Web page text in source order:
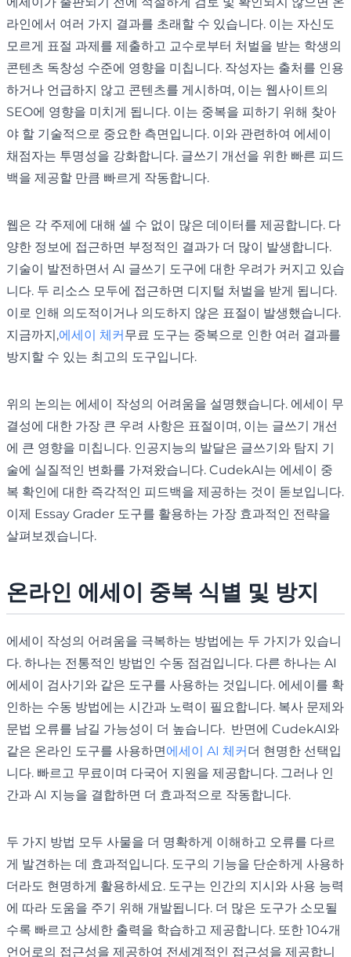
라인에서 여러 가지 결과를 초래할 수 있습니다. 이는 자신도
모르게 표절 과제를 제출하고 교수로부터 처벌을 받는 학생의
콘텐츠 독창성 수준에 영향을 미칩니다. 작성자는 출처를 인용
하거나 언급하지 않고 콘텐츠를 게시하며, 이는 웹사이트의
SEO에 영향을 미치게 됩니다. 이는 중복을 피하기 위해 찾아
야 할 기술적으로 중요한 측면입니다. 이와 관련하여 에세이
채점자는 투명성을 강화합니다. 글쓰기 개선을 위한 빠른 피드
백을 제공할 만큼 빠르게 작동합니다.
웹은 각 주제에 대해 셀 수 없이 많은 데이터를 제공합니다. 다
양한 정보에 접근하면 부정적인 결과가 더 많이 발생합니다.
기술이 발전하면서 AI 글쓰기 도구에 대한 우려가 커지고 있습
니다. 두 리소스 모두에 접근하면 디지털 처벌을 받게 됩니다.
이로 인해 의도적이거나 의도하지 않은 표절이 발생했습니다.
지금까지,에세이 체커무료 도구는 중복으로 인한 여러 결과를
방지할 수 있는 최고의 도구입니다.
위의 논의는 에세이 작성의 어려움을 설명했습니다. 에세이 무
결성에 대한 가장 큰 우려 사항은 표절이며, 이는 글쓰기 개선
에 큰 영향을 미칩니다. 인공지능의 발달은 글쓰기와 탐지 기
술에 실질적인 변화를 가져왔습니다. CudekAI는 에세이 중
복 확인에 대한 즉각적인 피드백을 제공하는 것이 돋보입니다.
이제 Essay Grader 도구를 활용하는 가장 효과적인 전략을
살펴보겠습니다.
온라인 에세이 중복 식별 및 방지
에세이 작성의 어려움을 극복하는 방법에는 두 가지가 있습니
다. 하나는 전통적인 방법인 수동 점검입니다. 다른 하나는 AI
에세이 검사기와 같은 도구를 사용하는 것입니다. 에세이를 확
인하는 수동 방법에는 시간과 노력이 필요합니다. 복사 문제와
문법 오류를 남길 가능성이 더 높습니다. 반면에 CudekAI와
같은 온라인 도구를 사용하면에세이 AI 체커더 현명한 선택입
니다. 빠르고 무료이며 다국어 지원을 제공합니다. 그러나 인
간과 AI 지능을 결합하면 더 효과적으로 작동합니다.
두 가지 방법 모두 사물을 더 명확하게 이해하고 오류를 다르
게 발견하는 데 효과적입니다. 도구의 기능을 단순하게 사용하
더라도 현명하게 활용하세요. 도구는 인간의 지시와 사용 능력
에 따라 도움을 주기 위해 개발됩니다. 더 많은 도구가 소모될
수록 빠르고 상세한 출력을 학습하고 제공합니다. 또한 104개
언어로의 접근성을 제공하여 전세계적인 접근성을 제공합니